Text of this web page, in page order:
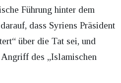
Führung hinter dem
dass Syriens Präsident
über die Tat sei, und
des „Islamischen